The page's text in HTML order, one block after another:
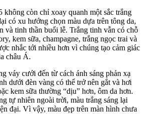
không còn chỉ xoay quanh một sắc trắng
có xu hướng chọn màu dựa trên tông da,
và tinh thần buổi lễ. Trắng tinh vẫn có chỗ
kem sữa, champagne, trắng ngọc trai và
nhắc tới nhiều hơn vì chúng tạo cảm giác
châu Á.
váy cưới đến từ cách ánh sáng phản xạ
dưới đèn vàng có thể trở nên gắt và hơi
kem sữa thường “dịu” hơn, ôm da hơn.
tự nhiên ngoài trời, màu trắng sáng lại
đại. Vì vậy, màu đẹp trên màn hình chưa